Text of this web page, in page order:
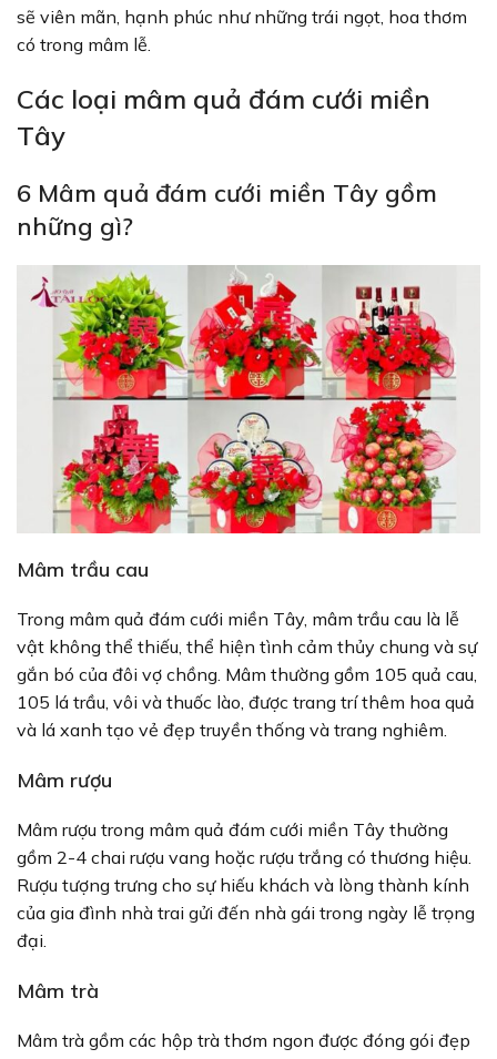
sẽ viên mãn, hạnh phúc như những trái ngọt, hoa thơm
có trong mâm lễ.
Các loại mâm quả đám cưới miền
Tây
6 Mâm quả đám cưới miền Tây gồm
những gì?
Mâm trầu cau
Trong mâm quả đám cưới miền Tây, mâm trầu cau là lễ
vật không thể thiếu, thể hiện tình cảm thủy chung và sự
gắn bó của đôi vợ chồng. Mâm thường gồm 105 quả cau,
105 lá trầu, vôi và thuốc lào, được trang trí thêm hoa quả
và lá xanh tạo vẻ đẹp truyền thống và trang nghiêm.
Mâm rượu
Mâm rượu trong mâm quả đám cưới miền Tây thường
gồm 2-4 chai rượu vang hoặc rượu trắng có thương hiệu.
Rượu tượng trưng cho sự hiếu khách và lòng thành kính
của gia đình nhà trai gửi đến nhà gái trong ngày lễ trọng
đại.
Mâm trà
Mâm trà gồm các hộp trà thơm ngon được đóng gói đẹp